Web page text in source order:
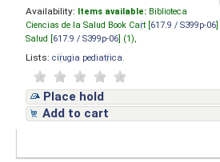
Availability: Items available: Biblioteca
Ciencias de la Salud Book Cart [ 617.9 / S399p-06
Salud [ 617.9 / S399p-06 ] (1),
Lists: cirugia pediatrica
Place hold
Add to cart